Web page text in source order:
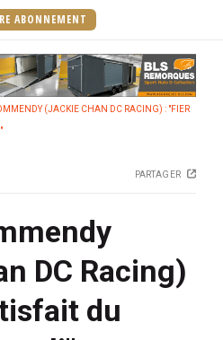
ABONNEMENT
(JACKIE CHAN DC RACING) : "FIER
PARTAGER
DC Racing)
du